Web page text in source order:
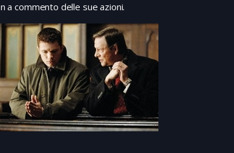
a commento delle sue azioni.